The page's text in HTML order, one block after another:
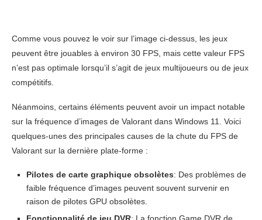
Comme vous pouvez le voir sur l’image ci-dessus, les jeux
peuvent être jouables à environ 30 FPS, mais cette valeur FPS
n’est pas optimale lorsqu’il s’agit de jeux multijoueurs ou de jeux
compétitifs.
Néanmoins, certains éléments peuvent avoir un impact notable
sur la fréquence d’images de Valorant dans Windows 11. Voici
quelques-unes des principales causes de la chute du FPS de
Valorant sur la dernière plate-forme :
Pilotes de carte graphique obsolètes: Des problèmes de
faible fréquence d’images peuvent souvent survenir en
raison de pilotes GPU obsolètes.